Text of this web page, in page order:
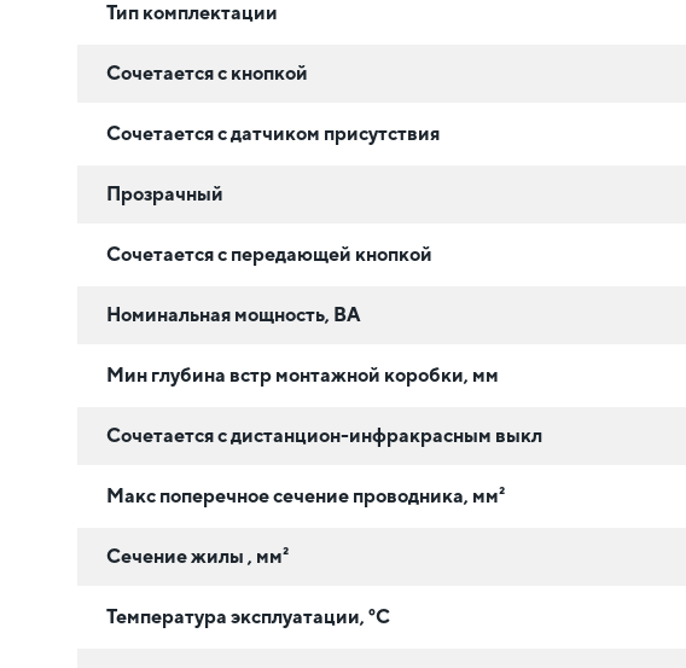
Тип комплектации
Сочетается с кнопкой
Сочетается с датчиком присутствия
Прозрачный
Сочетается с передающей кнопкой
Номинальная мощность, ВА
Мин глубина встр монтажной коробки, мм
Сочетается с дистанцион-инфракрасным выкл
Макс поперечное сечение проводника, мм²
Сечение жилы , мм²
Температура эксплуатации, °C